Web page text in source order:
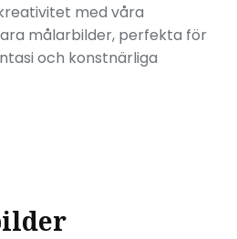
med våra
målarbilder, perfekta för
och konstnärliga